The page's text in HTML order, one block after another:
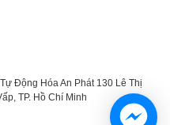
Động Hóa An Phát 130 Lê Thị
TP. Hồ Chí Minh